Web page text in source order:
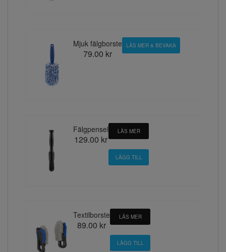
Mjuk fälgborste
79.00 kr
LÄS MER & BEVAKA
Fälgpensel
129.00 kr
LÄS MER
Textilborste
89.00 kr
LÄS MER